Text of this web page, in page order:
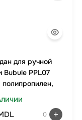
для ручной
Bubule PPL07
0